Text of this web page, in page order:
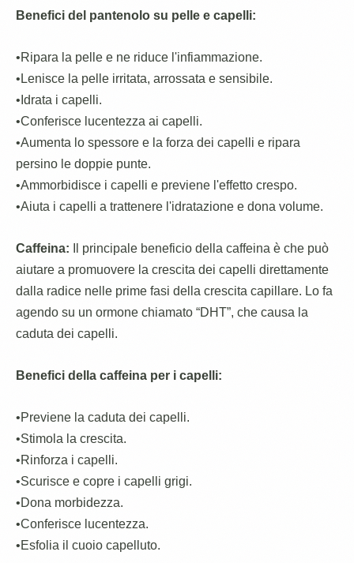
Benefici del pantenolo su pelle e capelli:
•Ripara la pelle e ne riduce l'infiammazione.
•Lenisce la pelle irritata, arrossata e sensibile.
•Idrata i capelli.
•Conferisce lucentezza ai capelli.
•Aumenta lo spessore e la forza dei capelli e ripara
persino le doppie punte.
•Ammorbidisce i capelli e previene l'effetto crespo.
•Aiuta i capelli a trattenere l'idratazione e dona volume.
Caffeina: Il principale beneficio della caffeina è che può
aiutare a promuovere la crescita dei capelli direttamente
dalla radice nelle prime fasi della crescita capillare. Lo fa
agendo su un ormone chiamato “DHT”, che causa la
caduta dei capelli.
Benefici della caffeina per i capelli:
•Previene la caduta dei capelli.
•Stimola la crescita.
•Rinforza i capelli.
•Scurisce e copre i capelli grigi.
•Dona morbidezza.
•Conferisce lucentezza.
•Esfolia il cuoio capelluto.